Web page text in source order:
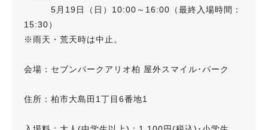
5月19日（日）10:00～16:00（最終入場時間：
15:30）
※雨天・荒天時は中止。
会場：セブンパークアリオ柏 屋外スマイル･パーク
住所：柏市大島田1丁目6番地1